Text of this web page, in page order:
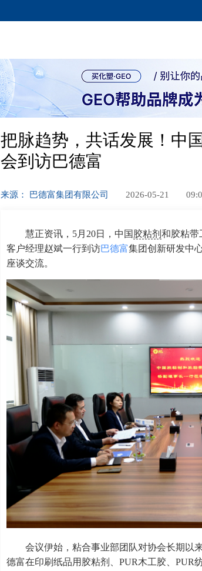
把脉趋势，共话发展！中
会到访巴德富
来源： 巴德富集团有限公司 2026-05-21
慧正资讯，5月20日，中国 胶粘剂 和胶粘带
客户经理赵斌一行到访巴德富集团创新研发中
座谈交流。
会议伊始，粘合事业部团队对协会长期以
德富在印刷纸品用胶粘剂、PUR木工胶、PUR